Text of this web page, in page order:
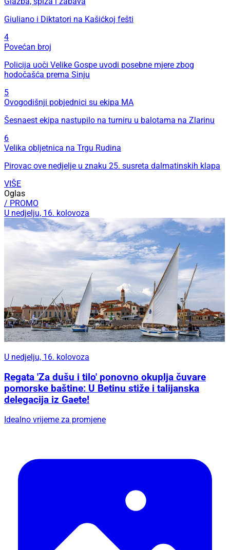
Giuliano i Diktatori na Kašićkoj fešti
4
Povećan broj
Policija uoči Velike Gospe uvodi posebne mjere zbog
hodočašća prema Sinju
5
Ovogodišnji pobjednici su ekipa MA
Šesnaest ekipa nastupilo na turniru u balotama na Zlarinu
6
Velika obljetnica na Trgu Rudina
Pirovac ove nedjelje u znaku 25. susreta dalmatinskih klapa
VIŠE
Oglas
/ PROMO
U nedjelju, 16. kolovoza
U nedjelju, 16. kolovoza
Regata 'Za dušu i tilo' ponovno okuplja čuvare
pomorske baštine: U Betinu stiže i talijanska
delegacija iz Gaete!
Idealno vrijeme za promjene